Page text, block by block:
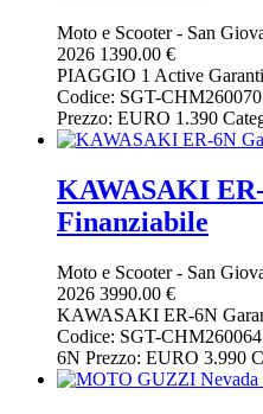
Moto e Scooter- San
2026 1390.00 €
PIAGGIO 1 Active
Codice: SGT-
Prezzo: EURO 1.390
KAWASAKI
Finanziabile
Moto e Scooter- San
2026 3990.00 €
KAWASAKI ER-6N
Codice: SGT-
6N Prezzo: EURO 3.990